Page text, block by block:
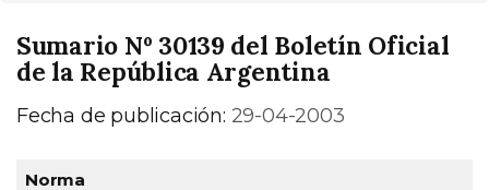
Sumario Nº 30139 del Boletín Oficial
de la República Argentina
Fecha de publicación: 29-04-2003
Normativa